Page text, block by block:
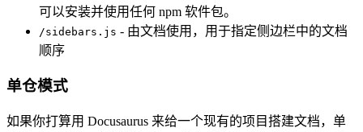
可以安装并使用任何 npm 软件包。
/sidebars.js - 由文档使用，用于指定侧边栏中的文档
顺序
单仓模式
如果你打算用 Docusaurus 来给一个现有的项目搭建文档，单